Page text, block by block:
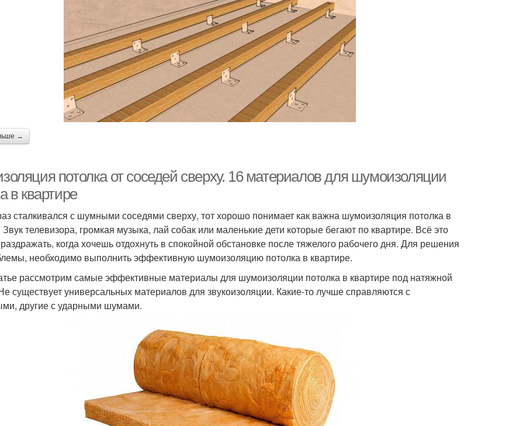
→
потолка от соседей сверху. 16 материалов для шумоизоляции
в квартире
сталкивался с шумными соседями сверху, тот хорошо понимает как важна шумоизоляция потолка в
Звук телевизора, громкая музыка, лай собак или маленькие дети которые бегают по квартире. Всё это
когда хочешь отдохнуть в спокойной обстановке после тяжелого рабочего дня. Для решения
необходимо выполнить эффективную шумоизоляцию потолка в квартире.
рассмотрим самые эффективные материалы для шумоизоляции потолка в квартире под натяжной
существует универсальных материалов для звукоизоляции. Какие-то лучше справляются с
другие с ударными шумами.